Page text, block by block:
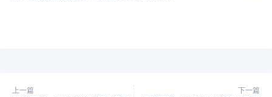
上一篇 下一篇